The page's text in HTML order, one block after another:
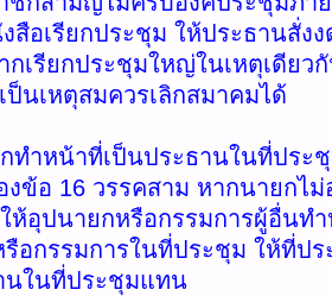
อเรียกประชุม ให้ประธานสั่ง
เรียกประชุมใหญ่ในเหตุเดียว
นเหตุสมควรเลิกสมาคมได้
ที่เป็นประธานในที่ประชุ
รรคสาม หากนายกไม่อยู่
อุปนายกหรือกรรมการผู้อื่นท
อกรรมการในที่ประชุม ให้ที่ป
นในที่ประชุมแทน